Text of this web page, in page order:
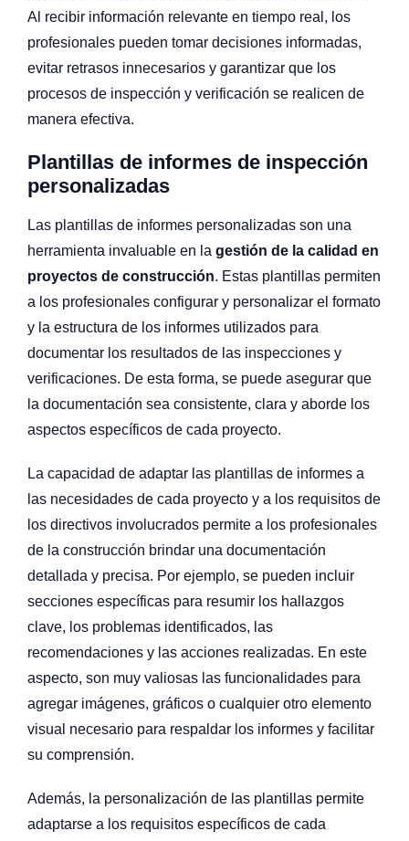
Al recibir información relevante en tiempo real, los
profesionales pueden tomar decisiones informadas,
evitar retrasos innecesarios y garantizar que los
procesos de inspección y verificación se realicen de
manera efectiva.
Plantillas de informes de inspección
personalizadas
Las plantillas de informes personalizadas son una
herramienta invaluable en la gestión de la calidad en
proyectos de construcción. Estas plantillas permiten
a los profesionales configurar y personalizar el formato
y la estructura de los informes utilizados para
documentar los resultados de las inspecciones y
verificaciones. De esta forma, se puede asegurar que
la documentación sea consistente, clara y aborde los
aspectos específicos de cada proyecto.
La capacidad de adaptar las plantillas de informes a
las necesidades de cada proyecto y a los requisitos de
los directivos involucrados permite a los profesionales
de la construcción brindar una documentación
detallada y precisa. Por ejemplo, se pueden incluir
secciones específicas para resumir los hallazgos
clave, los problemas identificados, las
recomendaciones y las acciones realizadas. En este
aspecto, son muy valiosas las funcionalidades para
agregar imágenes, gráficos o cualquier otro elemento
visual necesario para respaldar los informes y facilitar
su comprensión.
Además, la personalización de las plantillas permite
adaptarse a los requisitos específicos de cada